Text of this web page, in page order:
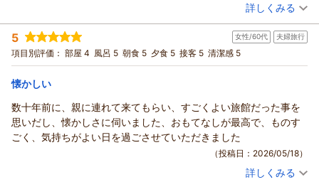
さらにはご滞在中ご満足いただけたようで大変うれしく存じま
す。
これからもお客様の声を大切にし、様々なニーズにお応えでき
るサービスとプランをご用意できればと存じます。
貴重なご感想ありがとうございました。
投稿者： ピコちゃんさん(男性/70代)
宿泊プラン： ≪期間限定のお値打ちシニアプラン≫ JR江原駅の無料送迎
あり ※要予約
和室 朝・夕
宿泊価格帯： 17,001～18,000円(大人一人あたり/税込)
ピコちゃん様
この度は当館にご宿泊いただき誠にありがとうございました。
さらにはご滞在中ご満足いただけたようで大変うれしく存じま
是非また湯村温泉にお越しの際には当館をご指名くださいま
詳しくみる
5 女性/60代 夫婦旅行
項目別評価： 部屋 4 風呂 5 朝食 5 夕食 5 接客 5 清潔感 5
懐かしい
数十年前に、親に連れて来てもらい、すごくよい旅館だった事を
思いだし、懐かしさに伺いました、おもてなしが最高で、ものす
ごく、気持ちがよい日を過ごさせていただきました
（投稿日：2026/05/18）
詳しくみる